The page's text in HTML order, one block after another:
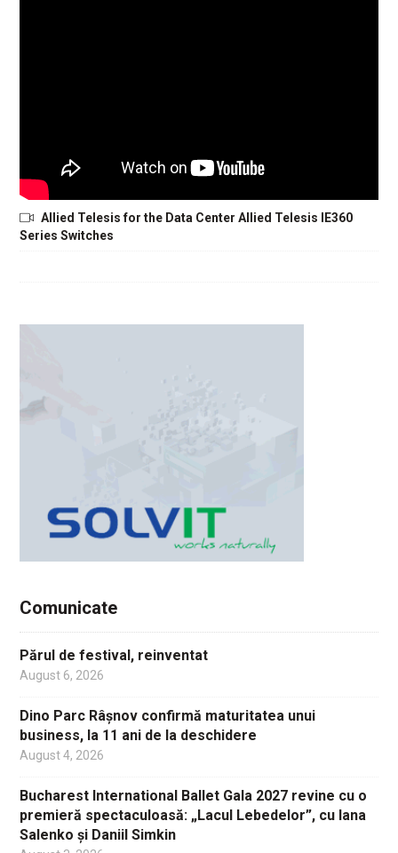
Allied Telesis for the Data Center Allied Telesis IE360
Series Switches
Comunicate
Părul de festival, reinventat
August 6, 2026
Dino Parc Râșnov confirmă maturitatea unui
business, la 11 ani de la deschidere
August 4, 2026
Bucharest International Ballet Gala 2027 revine cu o
premieră spectaculoasă: „Lacul Lebedelor”, cu Iana
Salenko și Daniil Simkin